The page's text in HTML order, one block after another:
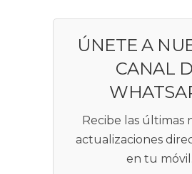
ÚNETE A
CANAL
Recibe las últimas
actualizaciones
en tu móvil.